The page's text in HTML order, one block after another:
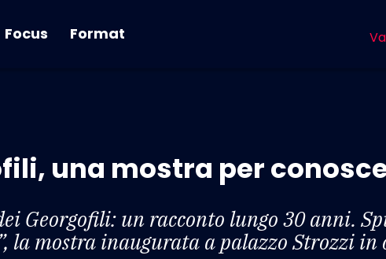
Focus Format
una mostra per
Georgofili: un racconto lungo 30 anni.
la mostra inaugurata a palazzo Strozzi in